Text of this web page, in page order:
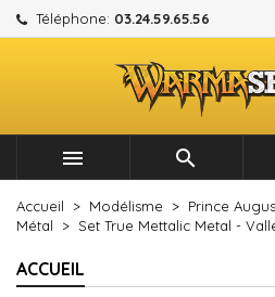
Téléphone: 03.24.59.65.56
 
Accueil Modélisme Prince
Métal
Set True Mettalic Metal -
ACCUEIL
Mes listes d'envies
Créer une nouvelle liste
Créer une liste
Nom de la liste d'envies
Annuler
Connexion
Vous devez être connecté
votre liste d'envies.